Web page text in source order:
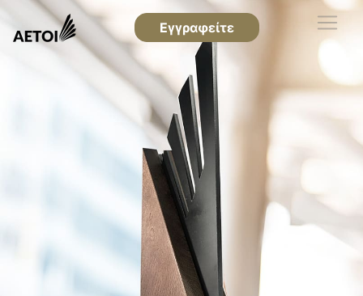
Εγγραφείτε